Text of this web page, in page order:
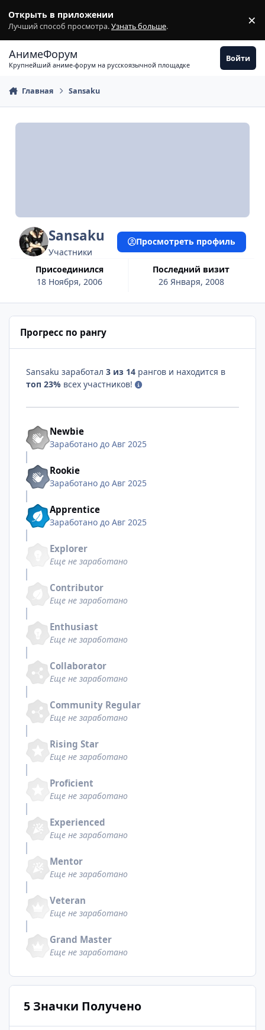
Открыть в приложении
Лучший способ просмотра.Узнать больше. ×
АнимеФорум
Крупнейший аниме-форум на русскоязычной площадке
Войти
Главная Sansaku
Sansaku
Участники
Присоединился
18 Ноября, 2006
Последний визит
26 Января, 2008
Просмотреть профиль
Прогресс по рангу
Sansaku заработал 3 из 14 рангов и находится в
топ 23% всех участников!
Newbie
Заработано до Авг 2025
Rookie
Заработано до Авг 2025
Apprentice
Заработано до Авг 2025
Explorer
Еще не заработано
Contributor
Еще не заработано
Enthusiast
Еще не заработано
Collaborator
Еще не заработано
Community Regular
Еще не заработано
Rising Star
Еще не заработано
Proficient
Еще не заработано
Experienced
Еще не заработано
Mentor
Еще не заработано
Veteran
Еще не заработано
Grand Master
Еще не заработано
5 Значки Получено